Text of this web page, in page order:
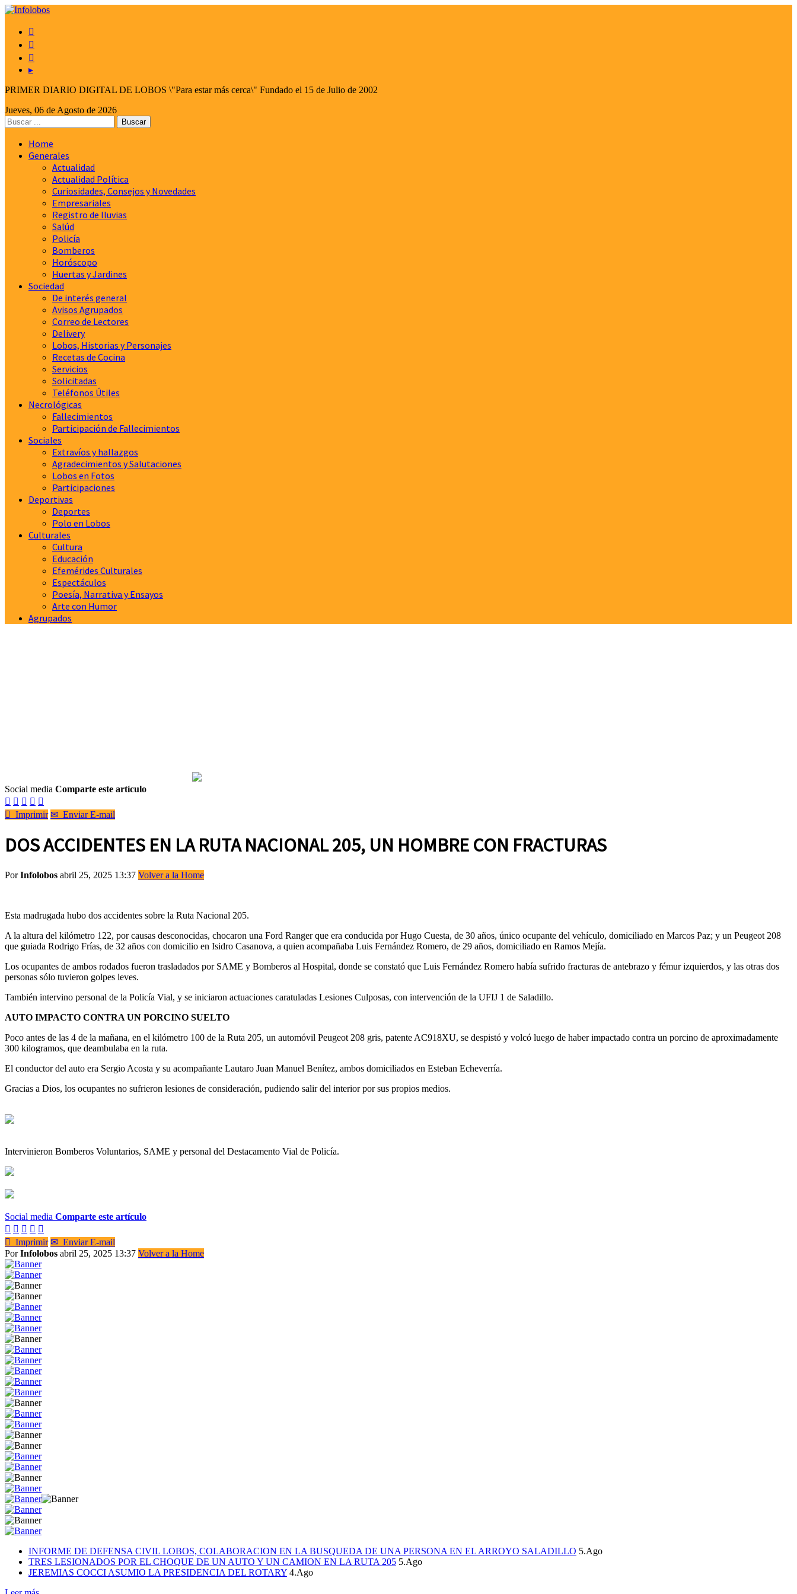



▸
PRIMER DIARIO DIGITAL DE LOBOS \"Para estar más cerca\" Fundado el 15 de Julio de 2002
Jueves, 06 de Agosto de 2026
Home
Generales
Actualidad
Actualidad Política
Curiosidades, Consejos y Novedades
Empresariales
Registro de lluvias
Salúd
Policía
Bomberos
Horóscopo
Huertas y Jardines
Sociedad
De interés general
Avisos Agrupados
Correo de Lectores
Delivery
Lobos, Historias y Personajes
Recetas de Cocina
Servicios
Solicitadas
Teléfonos Útiles
Necrológicas
Fallecimientos
Participación de Fallecimientos
Sociales
Extravíos y hallazgos
Agradecimientos y Salutaciones
Lobos en Fotos
Participaciones
Deportivas
Deportes
Polo en Lobos
Culturales
Cultura
Educación
Efemérides Culturales
Espectáculos
Poesía, Narrativa y Ensayos
Arte con Humor
Agrupados
Social media Comparte este artículo
    
 Imprimir ✉ Enviar E-mail
DOS ACCIDENTES EN LA RUTA NACIONAL 205, UN HOMBRE CON FRACTURAS
PorInfolobos abril 25, 2025 13:37 Volver a la Home
Esta madrugada hubo dos accidentes sobre la Ruta Nacional 205.
A la altura del kilómetro 122, por causas desconocidas, chocaron una Ford Ranger que era conducida por Hugo Cuesta, de 30 años, único ocupante del vehículo, domiciliado en Marcos Paz; y un Peugeot 208
que guiada Rodrigo Frías, de 32 años con domicilio en Isidro Casanova, a quien acompañaba Luis Fernández Romero, de 29 años, domiciliado en Ramos Mejía.
Los ocupantes de ambos rodados fueron trasladados por SAME y Bomberos al Hospital, donde se constató que Luis Fernández Romero había sufrido fracturas de antebrazo y fémur izquierdos, y las otras dos
personas sólo tuvieron golpes leves.
También intervino personal de la Policía Vial, y se iniciaron actuaciones caratuladas Lesiones Culposas, con intervención de la UFIJ 1 de Saladillo.
AUTO IMPACTO CONTRA UN PORCINO SUELTO
Poco antes de las 4 de la mañana, en el kilómetro 100 de la Ruta 205, un automóvil Peugeot 208 gris, patente AC918XU, se despistó y volcó luego de haber impactado contra un porcino de aproximadamente
300 kilogramos, que deambulaba en la ruta.
El conductor del auto era Sergio Acosta y su acompañante Lautaro Juan Manuel Benítez, ambos domiciliados en Esteban Echeverría.
Gracias a Dios, los ocupantes no sufrieron lesiones de consideración, pudiendo salir del interior por sus propios medios.
Intervinieron Bomberos Voluntarios, SAME y personal del Destacamento Vial de Policía.
Social media Comparte este artículo
    
 Imprimir ✉ Enviar E-mail
PorInfolobos abril 25, 2025 13:37 Volver a la Home
INFORME DE DEFENSA CIVIL LOBOS, COLABORACION EN LA BUSQUEDA DE UNA PERSONA EN EL ARROYO SALADILLO 5.Ago
TRES LESIONADOS POR EL CHOQUE DE UN AUTO Y UN CAMION EN LA RUTA 205 5.Ago
JEREMIAS COCCI ASUMIO LA PRESIDENCIA DEL ROTARY 4.Ago